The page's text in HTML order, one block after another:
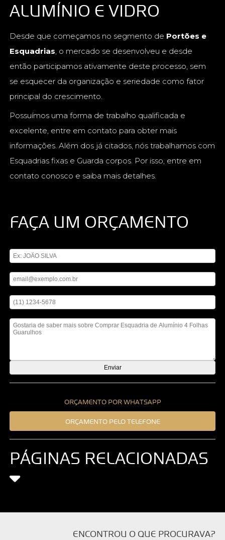
ALUMÍNIO E VIDRO
Desde que começamos no segmento de Portões e
Esquadrias , o mercado se desenvolveu e desde
então participamos ativamente deste processo, sem
se esquecer da organização e seriedade como fator
principal do crescimento.
Possuímos uma forma de trabalho qualificada e
excelente, entre em contato para obter mais
informações. Além dos já citados, nós trabalhamos com
Esquadrias fixas e Guarda corpos. Por isso, entre em
contato conosco e saiba mais detalhes.
FAÇA UM ORÇAMENTO
ORÇAMENTO POR WHATSAPP
ORÇAMENTO PELO TELEFONE
PÁGINAS RELACIONADAS
ENCONTROU O QUE PROCURAVA?